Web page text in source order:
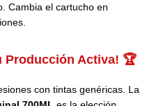
Cambia el cartucho en
Producción Activa! 🏆
con tintas genéricas. La